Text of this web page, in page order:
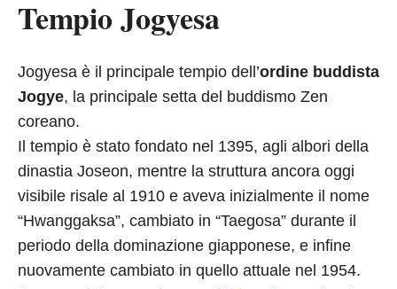
Tempio Jogyesa
Jogyesa è il principale tempio dell’ordine buddista
Jogye, la principale setta del buddismo Zen
coreano.
Il tempio è stato fondato nel 1395, agli albori della
dinastia Joseon, mentre la struttura ancora oggi
visibile risale al 1910 e aveva inizialmente il nome
“Hwanggaksa”, cambiato in “Taegosa” durante il
periodo della dominazione giapponese, e infine
nuovamente cambiato in quello attuale nel 1954.